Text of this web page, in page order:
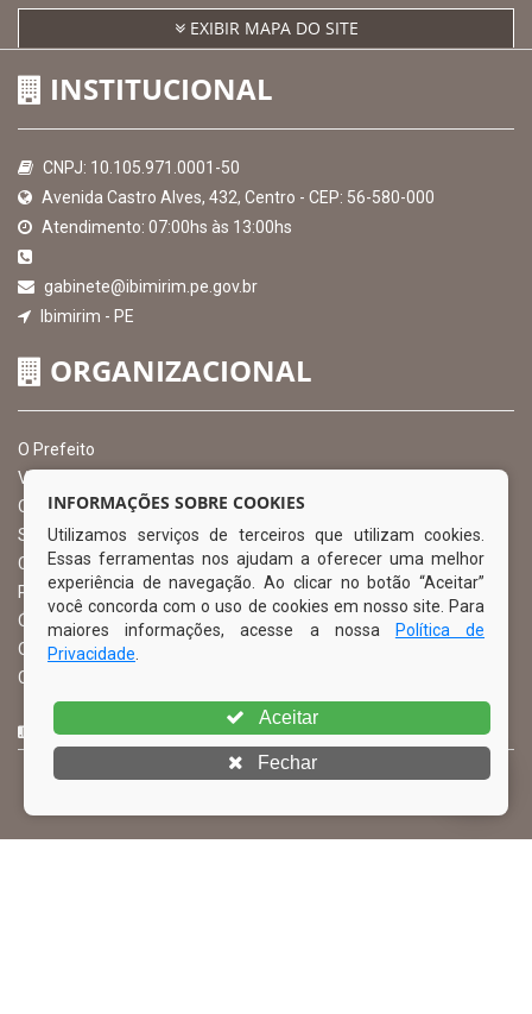
EXIBIR MAPA DO SITE
INSTITUCIONAL
CNPJ: 10.105.971.0001-50
Avenida Castro Alves, 432, Centro - CEP: 56-580-000
Atendimento: 07:00hs às 13:00hs
gabinete@ibimirim.pe.gov.br
Ibimirim - PE
ORGANIZACIONAL
O Prefeito
Vice Prefeito
Ouvidoria Municipal
Serviço de Informação ao Cidadão – SIC
Chefe de Gabinete
Procuradoria Geral
Órgão de Controle Interno
Organograma
Comissão Permanente de Licitação – CPL
CURTA NOSSA FAN PAGE
INFORMAÇÕES SOBRE COOKIES
Utilizamos serviços de terceiros que utilizam cookies.
Essas ferramentas nos ajudam a oferecer uma melhor
experiência de navegação. Ao clicar no botão “Aceitar”
você concorda com o uso de cookies em nosso site. Para
maiores informações, acesse a nossa
Política de
Privacidade
Aceitar
Fechar